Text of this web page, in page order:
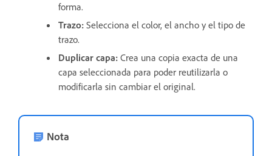
forma.
Trazo: Selecciona el color, el ancho y el tipo de
trazo.
Duplicar capa: Crea una copia exacta de una
capa seleccionada para poder reutilizarla o
modificarla sin cambiar el original.
Nota